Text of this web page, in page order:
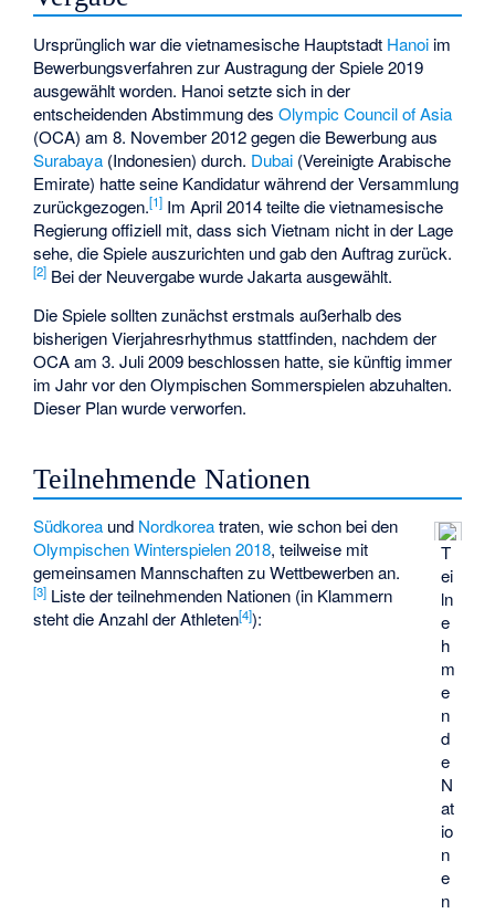
Ursprünglich war die vietnamesische Hauptstadt Hanoi im
Bewerbungsverfahren zur Austragung der Spiele 2019
ausgewählt worden. Hanoi setzte sich in der
entscheidenden Abstimmung desOlympic Council of Asia
(OCA) am 8. November 2012 gegen die Bewerbung aus
Surabaya (Indonesien) durch. Dubai (Vereinigte Arabische
Emirate) hatte seine Kandidatur während der Versammlung
zurückgezogen.[1] Im April 2014 teilte die vietnamesische
Regierung offiziell mit, dass sich Vietnam nicht in der Lage
sehe, die Spiele auszurichten und gab den Auftrag zurück.
[2] Bei der Neuvergabe wurde Jakarta ausgewählt.
Die Spiele sollten zunächst erstmals außerhalb des
bisherigen Vierjahresrhythmus stattfinden, nachdem der
OCA am 3. Juli 2009 beschlossen hatte, sie künftig immer
im Jahr vor den Olympischen Sommerspielen abzuhalten.
Dieser Plan wurde verworfen.
Teilnehmende Nationen
T
ei
ln
e
h
m
e
n
d
e
N
at
io
n
e
n
Südkorea und Nordkoreatraten, wie schon bei den
Olympischen Winterspielen 2018, teilweise mit
gemeinsamen Mannschaften zu Wettbewerben an.
[3] Liste der teilnehmenden Nationen (in Klammern
steht die Anzahl der Athleten[4]):